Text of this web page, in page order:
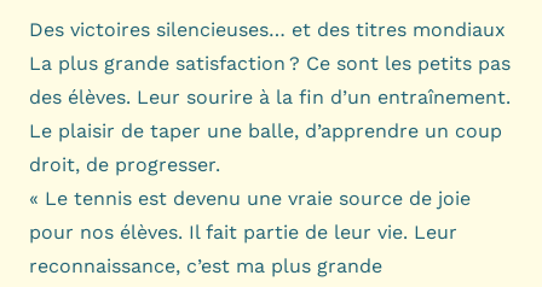
Des victoires silencieuses… et des titres mondiaux
La plus grande satisfaction ? Ce sont les petits pas
des élèves. Leur sourire à la fin d’un entraînement.
Le plaisir de taper une balle, d’apprendre un coup
droit, de progresser.
« Le tennis est devenu une vraie source de joie
pour nos élèves. Il fait partie de leur vie. Leur
reconnaissance, c’est ma plus grande